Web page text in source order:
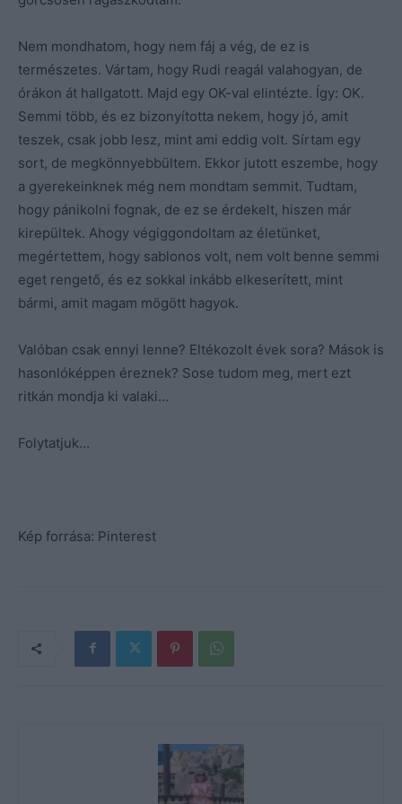
Nem mondhatom, hogy nem fáj a vég, de ez is
természetes. Vártam, hogy Rudi reagál valahogyan, de
órákon át hallgatott. Majd egy OK-val elintézte. Így: OK.
Semmi több, és ez bizonyította nekem, hogy jó, amit
teszek, csak jobb lesz, mint ami eddig volt. Sírtam egy
sort, de megkönnyebbültem. Ekkor jutott eszembe, hogy
a gyerekeinknek még nem mondtam semmit. Tudtam,
hogy pánikolni fognak, de ez se érdekelt, hiszen már
kirepültek. Ahogy végiggondoltam az életünket,
megértettem, hogy sablonos volt, nem volt benne semmi
eget rengető, és ez sokkal inkább elkeserített, mint
bármi, amit magam mögött hagyok.
Valóban csak ennyi lenne? Eltékozolt évek sora? Mások is
hasonlóképpen éreznek? Sose tudom meg, mert ezt
ritkán mondja ki valaki…
Folytatjuk…
Kép forrása: Pinterest